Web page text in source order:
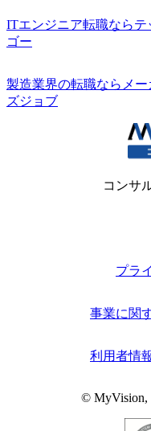
ITエンジニア転職ならテ
ゴー
製造業界の転職ならメー
ズジョブ
コンサ
プラ
事業に関
利用者情
© MyVision,